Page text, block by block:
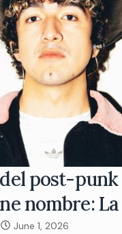
post-punk
nombre:
June 1, 2026